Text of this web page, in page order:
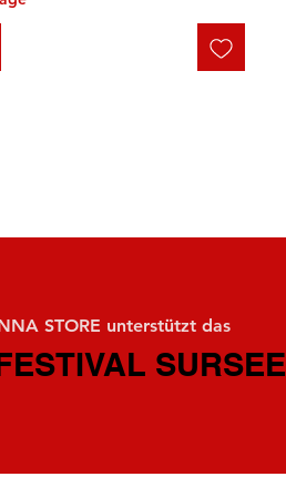
STORE unterstützt das
SURSEE
SURSEE